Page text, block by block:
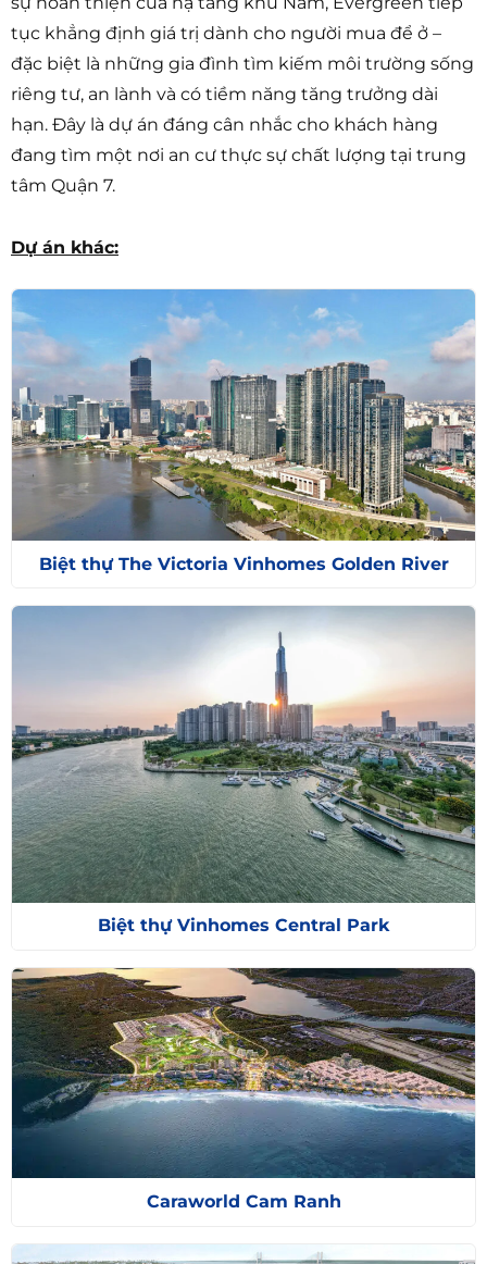
tục khẳng định giá trị dành cho người mua để ở –
đặc biệt là những gia đình tìm kiếm môi trường sống
riêng tư, an lành và có tiềm năng tăng trưởng dài
hạn. Đây là dự án đáng cân nhắc cho khách hàng
đang tìm một nơi an cư thực sự chất lượng tại trung
tâm Quận 7.
Dự án khác:
Biệt thự The Victoria Vinhomes Golden River
Biệt thự Vinhomes Central Park
Caraworld Cam Ranh